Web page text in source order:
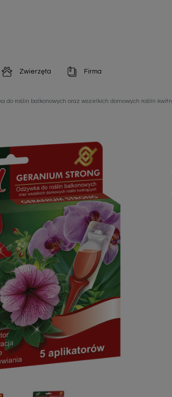
ogrodowej
dla profesjonalistów
Zwierzęta
Szampony i odżywki
Chusteczki nawilżane
Zobacz wszystkie
Firma
Artykuły Higieniczne
Zobacz wszystkie
do roślin balkonowych oraz wszelkich domowych roślin